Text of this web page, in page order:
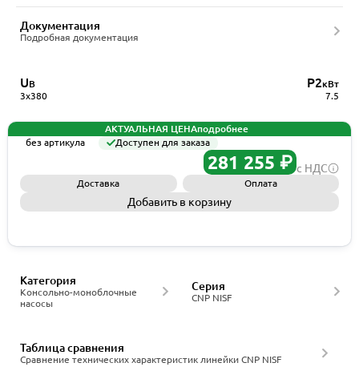
Документация
Подробная документация
UВ
3x380
P2кВт
7.5
АКТУАЛЬНАЯ ЦЕНАподробнее
без артикула
Доступен для заказа
281 255 ₽ с НДС
Доставка Оплата
Добавить в корзину
Консольно-моноблочные
насосы
Категория
CNP NISF
Серия
Сравнение технических характеристик линейки CNP NISF
Таблица сравнения